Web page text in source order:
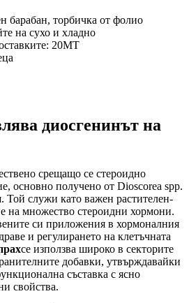
барабан, торбичка от фолио
на сухо и хладно
20MT
диосгенинът на
срещащо се стероидно
основно получено от Dioscorea spp.
Той служи като важен растителен-
на множество стероидни хормони.
си приложения в хормоналния
и регулирането на клетъчната
се използва широко в секторите
добавки, утвърждавайки
съставка с ясно
свойства.